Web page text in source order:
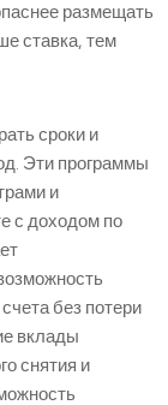
размещать
ставка, тем
сроки и
Эти программы
и
с доходом по
без потери
вклады
снятия и